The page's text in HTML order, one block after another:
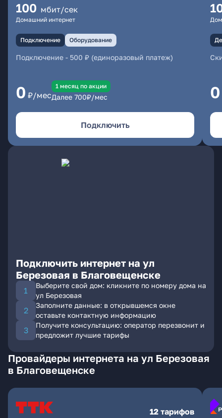
100 мбит/сек
Домашний интернет
Подключение Оборудование
Подключение - 500 ₽ (единоразовый платеж)
0 ₽/мес
1 месяц по акции
Далее 700₽/мес
Подключить
0
Подключить интернет на ул
Березовая в Благовещенске
Выберите свой дом: кликните по номеру дома на
ул Березовая
Заполните данные: в открывшемся окне
оставьте контактную информацию
Получите консультацию: оператор перезвонит и
предложит лучшие тарифы
Провайдеры интернета на ул Березовая
в Благовещенске
12 тарифов